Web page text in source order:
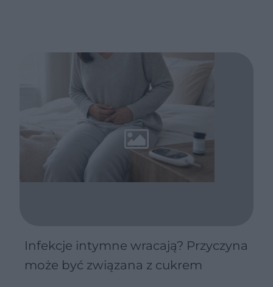
Infekcje intymne wracają? Przyczyna
może być związana z cukrem